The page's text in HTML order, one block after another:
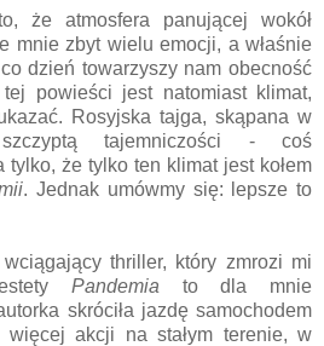
że atmosfera panującej wokół
mnie zbyt wielu emocji, a właśnie
dzień towarzyszy nam obecność
powieści jest natomiast klimat,
Rosyjska tajga, skąpana w
tajemniczości - coś
tylko, że tylko ten klimat jest kołem
. Jednak umówmy się: lepsze to
thriller, który zmrozi mi
Pandemia to dla mnie
skróciła jazdę samochodem
więcej akcji na stałym terenie, w